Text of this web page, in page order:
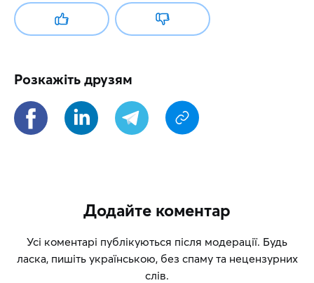
Розкажіть друзям
Додайте коментар
Усі коментарі публікуються після модерації. Будь
ласка, пишіть українською, без спаму та нецензурних
слів.